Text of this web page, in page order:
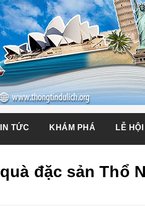
TỨC KHÁM PHÁ LỄ
đặc sản Thổ